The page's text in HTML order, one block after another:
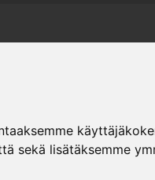
sekä lisätäksemme
Hiipakka